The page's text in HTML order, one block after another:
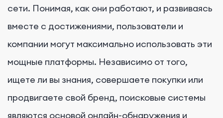
сети. Понимая, как они работают, и развиваясь
вместе с достижениями, пользователи и
компании могут максимально использовать эти
мощные платформы. Независимо от того,
ищете ли вы знания, совершаете покупки или
продвигаете свой бренд, поисковые системы
являются основой онлайн-обнаружения и